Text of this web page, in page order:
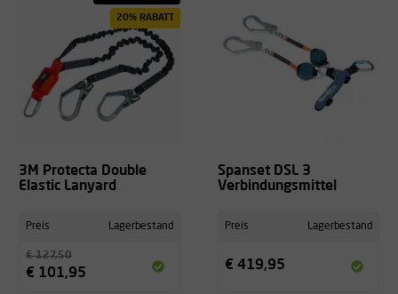
20% RABATT
3M Protecta Double
Elastic Lanyard
Preis Lagerbestand
€ 127,50
€ 101,95
Spanset DSL 3
Verbindungsmittel
Preis Lagerbestand
€ 419,95